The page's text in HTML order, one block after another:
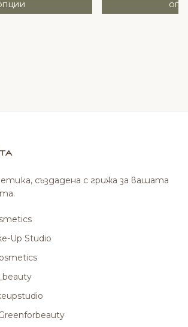
създадена с грижа за вашата
Up Studio